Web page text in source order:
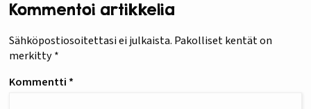
Kommentoi artikkelia
Sähköpostiosoitettasi ei julkaista. Pakolliset kentät on
merkitty*
Kommentti *